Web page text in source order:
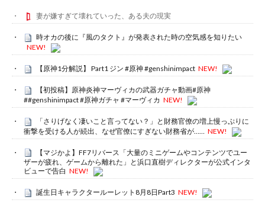
妻が嫌すぎて壊れていった、ある夫の現実
時オカの後に『風のタクト』が発表された時の空気感を知りたい
NEW!
【原神1分解説】 Part1 ジン #原神 #genshinimpact NEW!
【初投稿】原神炎神マーヴィカの武器ガチャ動画#原神
##genshinimpact #原神ガチャ #マーヴィカ NEW!
「さりげなく凄いこと言ってない？」と財務官僚の増上慢っぷりに
衝撃を受ける人が続出、なぜ官僚にすぎない財務省が……
NEW!
【マジかよ】FF7リバース「大量のミニゲームやコンテンツでユー
ザーが疲れ、ゲームから離れた」と浜口直樹ディレクターが公式インタ
ビューで告白 NEW!
誕生日キャラクタールーレット8月8日Part3 NEW!